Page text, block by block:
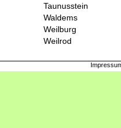
Taunusstein
Waldems
Weilburg
Weilrod